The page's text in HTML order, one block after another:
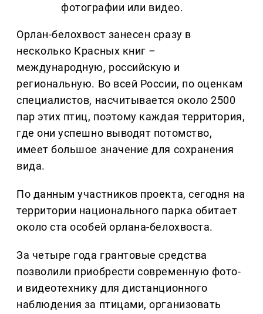
фотографии или видео.
Орлан-белохвост занесен сразу в
несколько Красных книг –
международную, российскую и
региональную. Во всей России, по оценкам
специалистов, насчитывается около 2500
пар этих птиц, поэтому каждая территория,
где они успешно выводят потомство,
имеет большое значение для сохранения
вида.
По данным участников проекта, сегодня на
территории национального парка обитает
около ста особей орлана-белохвоста.
За четыре года грантовые средства
позволили приобрести современную фото-
и видеотехнику для дистанционного
наблюдения за птицами, организовать